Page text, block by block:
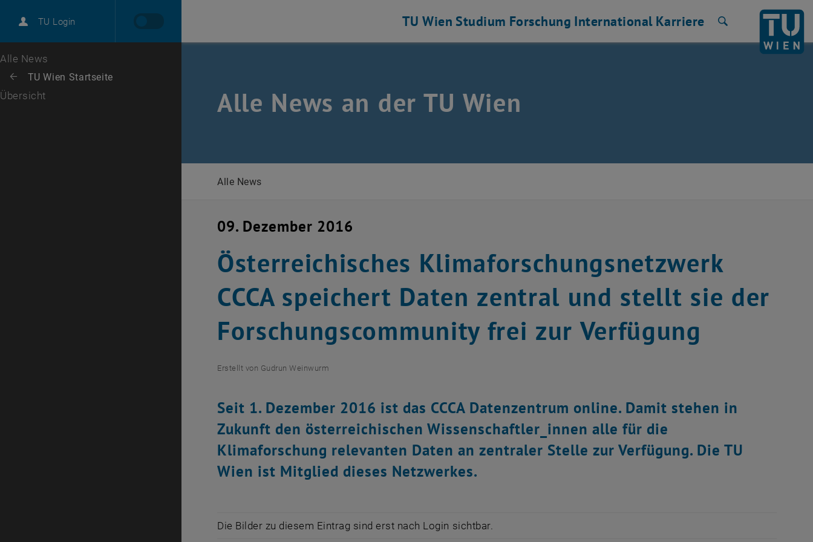
TU Login
Karriere
Zur 1. Menü Ebene
Alle News
Zurück: Subseiten von TU Wien Startseite auflisten
Zurück zur letzten Ebene:
TU Wien Startseite
Übersicht
TU Wien Studium Forschung International Karriere
Alle News an der TU Wien
Alle News
09. Dezember 2016
Österreichisches Klimaforschungsnetzwerk
CCCA speichert Daten zentral und stellt sie der
Forschungscommunity frei zur Verfügung
Erstellt von Gudrun Weinwurm
Seit 1. Dezember 2016 ist das CCCA Datenzentrum online. Damit stehen in
Zukunft den österreichischen Wissenschaftler_innen alle für die
Klimaforschung relevanten Daten an zentraler Stelle zur Verfügung. Die TU
Wien ist Mitglied dieses Netzwerkes.
Die Bilder zu diesem Eintrag sind erst nach Login sichtbar.